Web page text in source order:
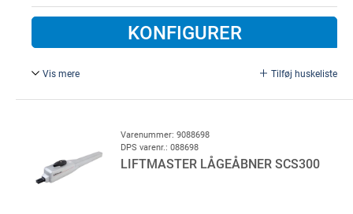
KONFIGURER
Vis mere Tilføj huskeliste
Til 2 fløjporte. Automatik for fløjporte, hver på max 300 kg
Varenummer: 9088698
DPS varenr.: 088698
LIFTMASTER LÅGEÅBNER SCS300